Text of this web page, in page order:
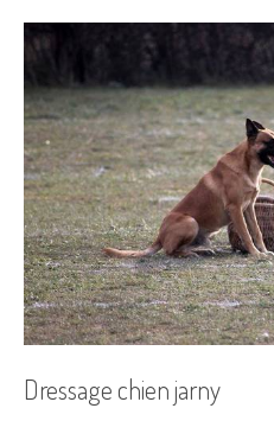
Dressage chien jarny